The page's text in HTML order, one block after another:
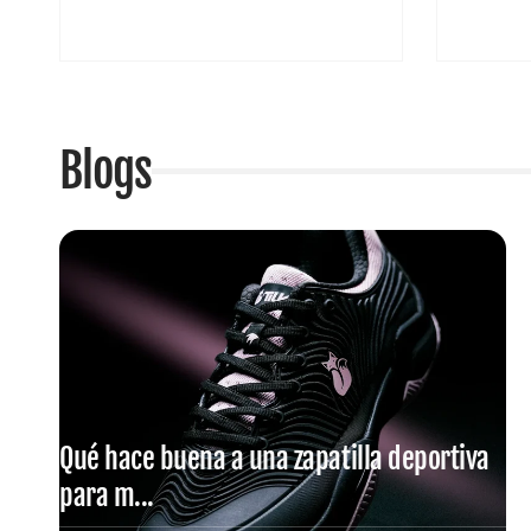
Blogs
Qué hace buena a una zapatilla deportiva
para m...